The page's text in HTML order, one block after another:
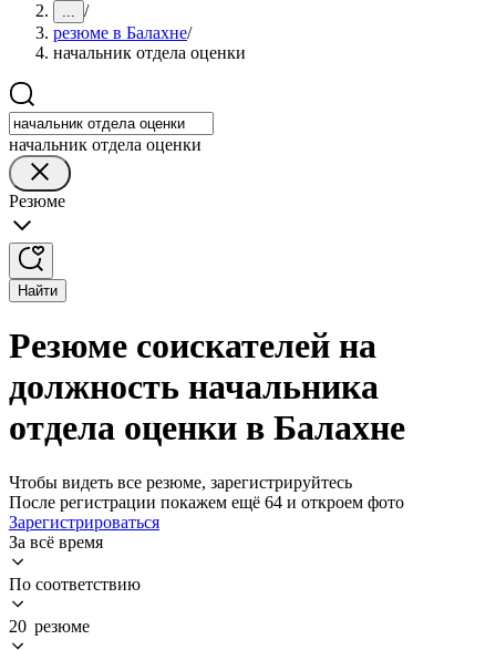
... /
резюме в Балахне/
начальник отдела оценки
начальник отдела оценки
Резюме
Найти
Резюме соискателей на
должность начальника
отдела оценки в Балахне
Чтобы видеть все резюме, зарегистрируйтесь
После регистрации покажем ещё 64 и откроем фото
Зарегистрироваться
За всё время
По соответствию
20 резюме